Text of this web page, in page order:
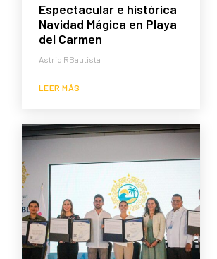
Espectacular e histórica
Navidad Mágica en Playa
del Carmen
Astrid RBautista
LEER MÁS